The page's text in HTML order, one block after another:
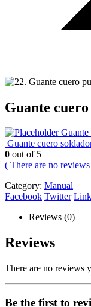
Guante
Guante
Guante cuero
0 out of 5
( There are no
Category: Manual
Facebook Twitter
Reviews (0)
Reviews
There are no reviews
Be the first to